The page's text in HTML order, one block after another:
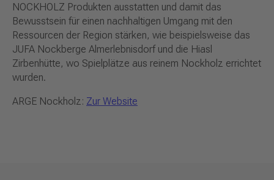
NOCKHOLZ Produkten ausstatten und damit das
Bewusstsein für einen nachhaltigen Umgang mit den
Ressourcen der Region stärken, wie beispielsweise das
JUFA Nockberge Almerlebnisdorf und die Hiasl
Zirbenhütte, wo Spielplätze aus reinem Nockholz errichtet
wurden.
ARGE Nockholz: Zur Website